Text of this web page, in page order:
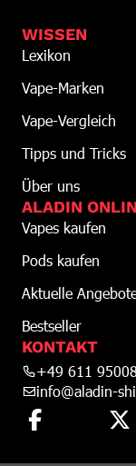
WISSEN
Lexikon
Vape-Marken
Vape-Vergleich
Tipps und Tricks
Über uns
ALADIN
Vapes kaufen
Pods kaufen
Aktuelle
Bestseller
KONTAKT
+49 611
info@aladin-